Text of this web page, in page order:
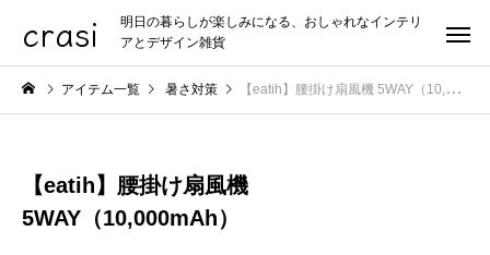
crasi
明日の暮らしが楽しみになる、おしゃれなインテリ
アとデザイン雑貨
アイテム一覧 暑さ対策 【eatih】腰掛け扇風機 5WAY（10,000mAh）
【eatih】腰掛け扇風機
5WAY（10,000mAh）